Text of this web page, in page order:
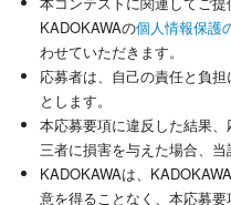
KADOKAWAの個人情報保護
わせていただきます。
応募者は、自己の責任と負
とします。
本応募要項に違反した結果
三者に損害を与えた場合、当
KADOKAWAは、
意を得ることなく、本応募